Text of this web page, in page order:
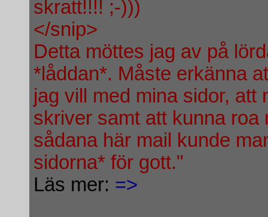
skratt!!!! ;-)))
</snip>
Detta möttes jag av på
*låddan*. Måste erkänna
jag vill med mina sidor, att
skriver samt att kunna roa
sådana här mail kunde
sidorna* för gott."
Läs mer: =>